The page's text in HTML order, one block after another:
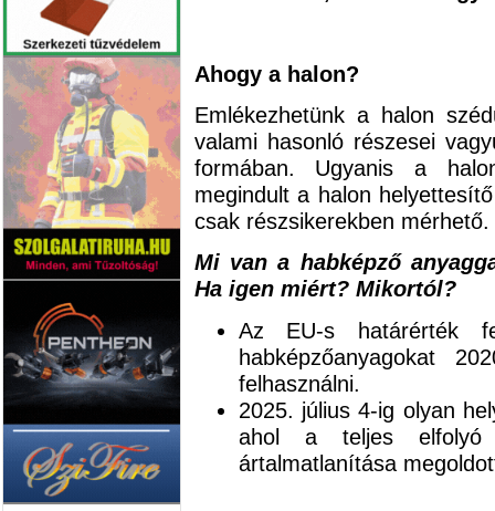
Ahogy a halon?
Emlékezhetünk a halon
valami hasonló részesei
formában. Ugyanis a
megindult a halon
csak részsikerekben mérhető.
Mi van a habképző
Ha igen miért? Mikortól?
Az EU-s határérték
habképzőanyagokat
felhasználni.
2025. július 4-ig olyan
ahol a teljes elfolyó
ártalmatlanítása